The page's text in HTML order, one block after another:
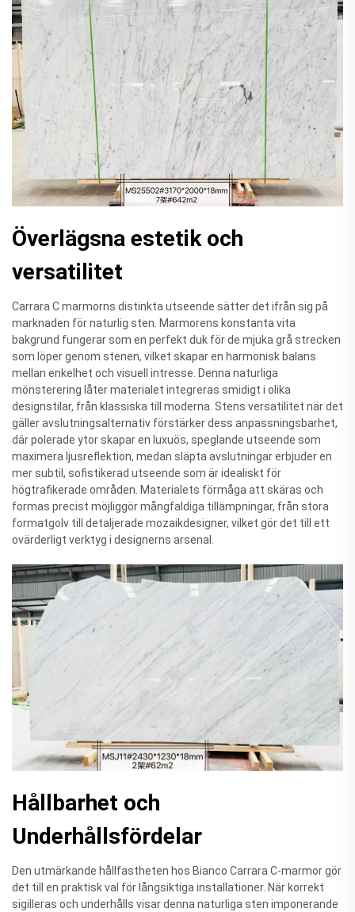
Överlägsna estetik och
versatilitet
Carrara C marmorns distinkta utseende sätter det ifrån sig på
marknaden för naturlig sten. Marmorens konstanta vita
bakgrund fungerar som en perfekt duk för de mjuka grå strecken
som löper genom stenen, vilket skapar en harmonisk balans
mellan enkelhet och visuell intresse. Denna naturliga
mönsterering låter materialet integreras smidigt i olika
designstilar, från klassiska till moderna. Stens versatilitet när det
gäller avslutningsalternativ förstärker dess anpassningsbarhet,
där polerade ytor skapar en luxuös, speglande utseende som
maximera ljusreflektion, medan släpta avslutningar erbjuder en
mer subtil, sofistikerad utseende som är idealiskt för
högtrafikerade områden. Materialets förmåga att skäras och
formas precist möjliggör mångfaldiga tillämpningar, från stora
formatgolv till detaljerade mozaikdesigner, vilket gör det till ett
ovärderligt verktyg i designerns arsenal.
Hållbarhet och
Underhållsfördelar
Den utmärkande hållfastheten hos Bianco Carrara C-marmor gör
det till en praktisk val för långsiktiga installationer. När korrekt
sigilleras och underhålls visar denna naturliga sten imponerande